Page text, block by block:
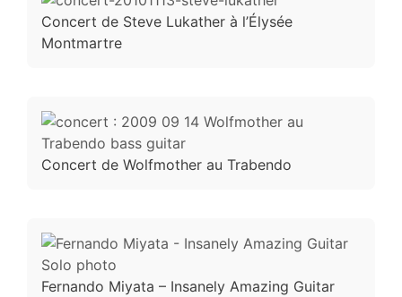
Concert de Steve Lukather à l’Élysée
Montmartre
Concert de Wolfmother au Trabendo
Fernando Miyata – Insanely Amazing Guitar